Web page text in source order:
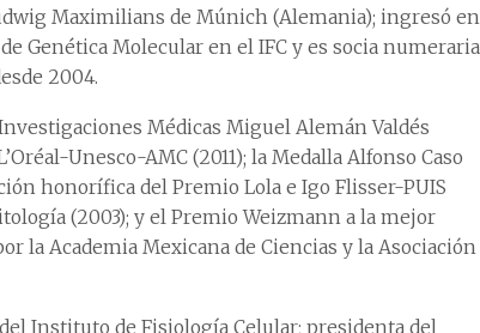
Maximilians de Múnich (Alemania); ingresó en
Genética Molecular en el IFC y es socia numeraria
2004.
Médicas Miguel Alemán Valdés
Unesco-AMC (2011); la Medalla Alfonso Caso
honorífica del Premio Lola e Igo Flisser-PUIS
(2003); y el Premio Weizmann a la mejor
la Academia Mexicana de Ciencias y la Asociación
Instituto de Fisiología Celular; presidenta del